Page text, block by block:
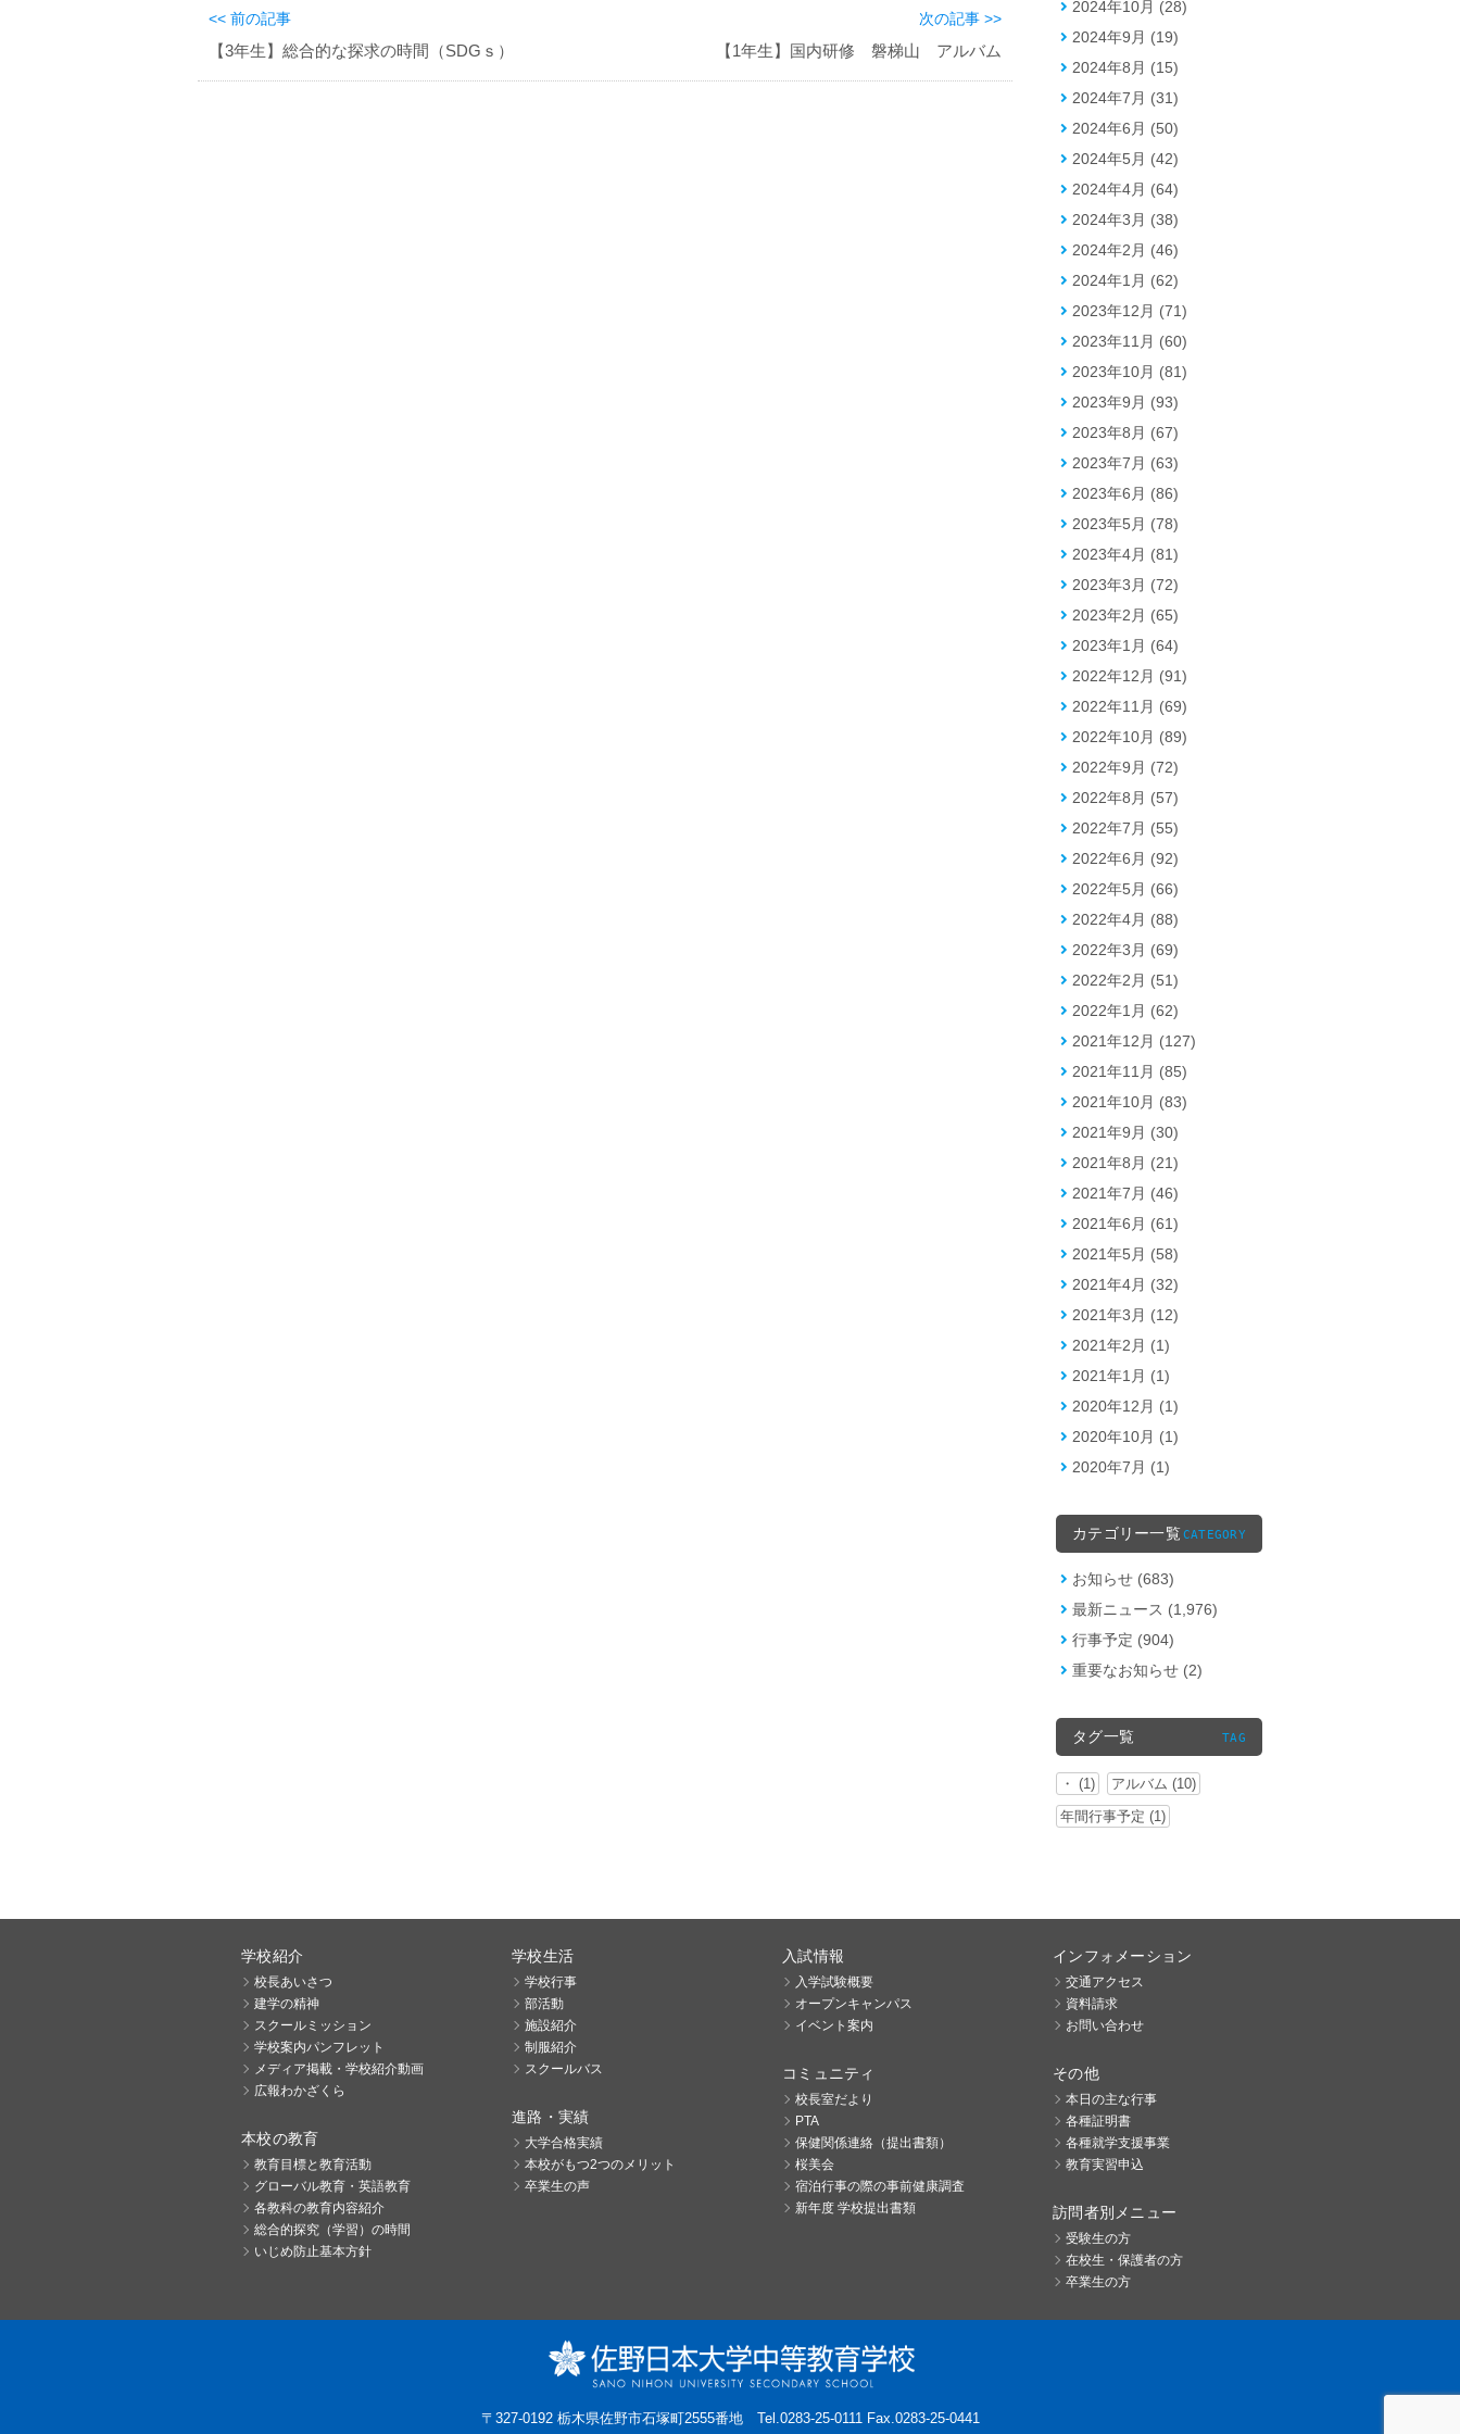
<< 前の記事
【3年生】総合的な探求の時間（SDGｓ）
次の記事 >>
【1年生】国内研修 磐梯山 アルバム
2024年10月 (28)
2024年9月 (19)
2024年8月 (15)
2024年7月 (31)
2024年6月 (50)
2024年5月 (42)
2024年4月 (64)
2024年3月 (38)
2024年2月 (46)
2024年1月 (62)
2023年12月 (71)
2023年11月 (60)
2023年10月 (81)
2023年9月 (93)
2023年8月 (67)
2023年7月 (63)
2023年6月 (86)
2023年5月 (78)
2023年4月 (81)
2023年3月 (72)
2023年2月 (65)
2023年1月 (64)
2022年12月 (91)
2022年11月 (69)
2022年10月 (89)
2022年9月 (72)
2022年8月 (57)
2022年7月 (55)
2022年6月 (92)
2022年5月 (66)
2022年4月 (88)
2022年3月 (69)
2022年2月 (51)
2022年1月 (62)
2021年12月 (127)
2021年11月 (85)
2021年10月 (83)
2021年9月 (30)
2021年8月 (21)
2021年7月 (46)
2021年6月 (61)
2021年5月 (58)
2021年4月 (32)
2021年3月 (12)
2021年2月 (1)
2021年1月 (1)
2020年12月 (1)
2020年10月 (1)
2020年7月 (1)
カテゴリー一覧 CATEGORY
お知らせ (683)
最新ニュース (1,976)
行事予定 (904)
重要なお知らせ (2)
タグ一覧 TAG
・ (1)
アルバム (10)
年間行事予定 (1)
学校紹介
校長あいさつ
建学の精神
スクールミッション
学校案内パンフレット
メディア掲載・学校紹介動画
広報わかざくら
本校の教育
教育目標と教育活動
グローバル教育・英語教育
各教科の教育内容紹介
総合的探究（学習）の時間
いじめ防止基本方針
学校生活
学校行事
部活動
施設紹介
制服紹介
スクールバス
進路・実績
大学合格実績
本校がもつ2つのメリット
卒業生の声
入試情報
入学試験概要
オープンキャンパス
イベント案内
コミュニティ
校長室だより
PTA
保健関係連絡（提出書類）
桜美会
宿泊行事の際の事前健康調査
新年度 学校提出書類
インフォメーション
交通アクセス
資料請求
お問い合わせ
その他
本日の主な行事
各種証明書
各種就学支援事業
教育実習申込
訪問者別メニュー
受験生の方
在校生・保護者の方
卒業生の方
〒327-0192 栃木県佐野市石塚町2555番地 Tel.0283-25-0111 Fax.0283-25-0441